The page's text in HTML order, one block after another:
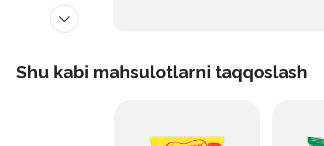
Shu kabi mahsulotlarni taqqoslash